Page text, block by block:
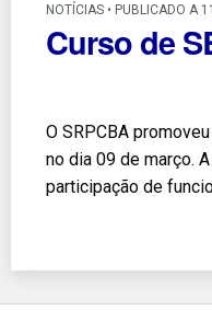
NOTÍCIAS • PUBLICADO A
Curso de
O SRPCBA
no dia 09 de março.
participação de